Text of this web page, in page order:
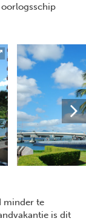
minder te
is dit